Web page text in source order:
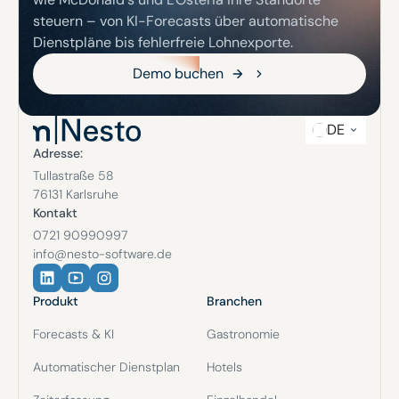
steuern – von KI-Forecasts über automatische
Dienstpläne bis fehlerfreie Lohnexporte.
Demo buchen
Demo buchen
DE
Adresse:
Tullastraße 58
76131 Karlsruhe
Kontakt
0721 90990997
info@nesto-software.de
Produkt
Forecasts & KI
Automatischer Dienstplan
Branchen
Gastronomie
Hotels